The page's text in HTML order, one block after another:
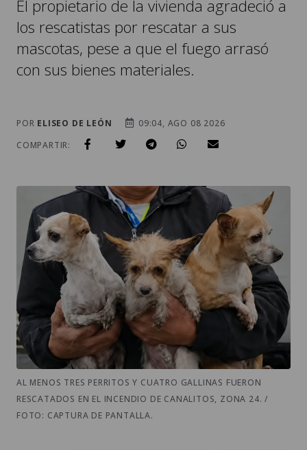
El propietario de la vivienda agradeció a
los rescatistas por rescatar a sus
mascotas, pese a que el fuego arrasó
con sus bienes materiales.
POR ELISEO DE LEÓN
09:04, AGO 08 2026
COMPARTIR:
AL MENOS TRES PERRITOS Y CUATRO GALLINAS FUERON
RESCATADOS EN EL INCENDIO DE CANALITOS, ZONA 24. /
FOTO: CAPTURA DE PANTALLA.